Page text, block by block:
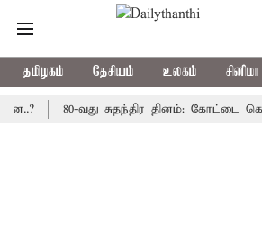
தமிழகம் தேசியம் உலகம் சினிமா
80-வது சுதந்திர தினம்: கோட்டை